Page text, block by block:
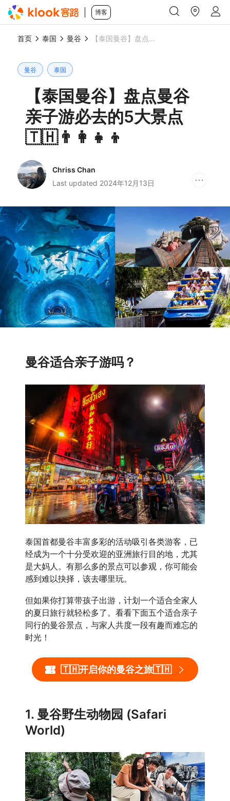
博客
首页 泰国 曼谷 【泰国曼谷】盘点曼谷亲子游必去的5大景点🇹🇭👨‍👩‍👧‍👦
曼谷 泰国
【泰国曼谷】盘点曼谷
亲子游必去的5大景点
🇹🇭👨‍👩‍👧‍👦
Chriss Chan
Last updated 2024年12月13日
曼谷适合亲子游吗？
泰国首都曼谷丰富多彩的活动吸引各类游客，已
经成为一个十分受欢迎的亚洲旅行目的地，尤其
是大妈人。有那么多的景点可以参观，你可能会
感到难以抉择，该去哪里玩。
但如果你打算带孩子出游，计划一个适合全家人
的夏日旅行就轻松多了。看看下面五个适合亲子
同行的曼谷景点，与家人共度一段有趣而难忘的
时光！
🇹🇭开启你的曼谷之旅🇹🇭
1. 曼谷野生动物园 (Safari
World)